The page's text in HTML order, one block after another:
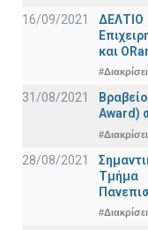
16/09/2021
και
31/08/2021
Award)
28/08/2021